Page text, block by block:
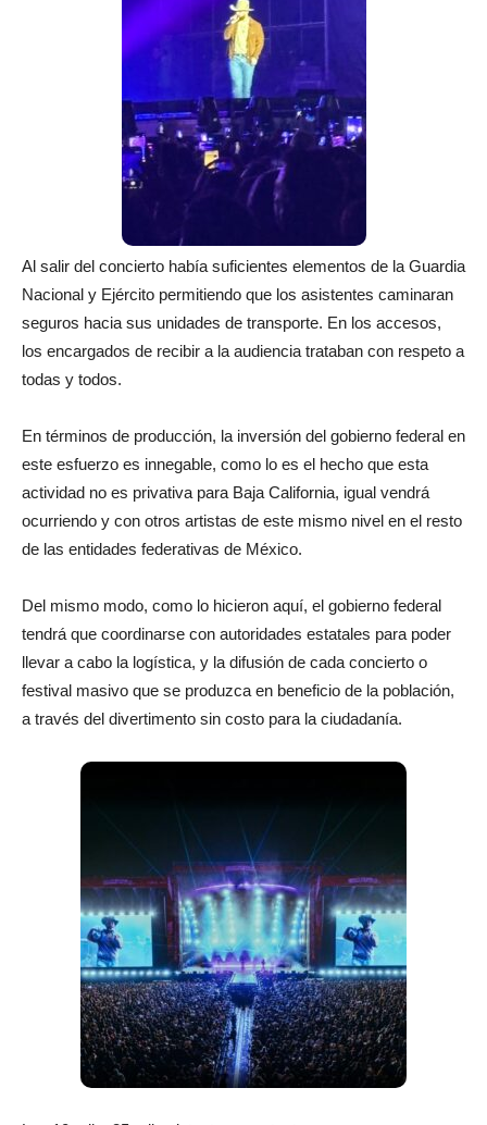
Al salir del concierto había suficientes elementos de la Guardia
Nacional y Ejército permitiendo que los asistentes caminaran
seguros hacia sus unidades de transporte. En los accesos,
los encargados de recibir a la audiencia trataban con respeto a
todas y todos.
En términos de producción, la inversión del gobierno federal en
este esfuerzo es innegable, como lo es el hecho que esta
actividad no es privativa para Baja California, igual vendrá
ocurriendo y con otros artistas de este mismo nivel en el resto
de las entidades federativas de México.
Del mismo modo, como lo hicieron aquí, el gobierno federal
tendrá que coordinarse con autoridades estatales para poder
llevar a cabo la logística, y la difusión de cada concierto o
festival masivo que se produzca en beneficio de la población,
a través del divertimento sin costo para la ciudadanía.